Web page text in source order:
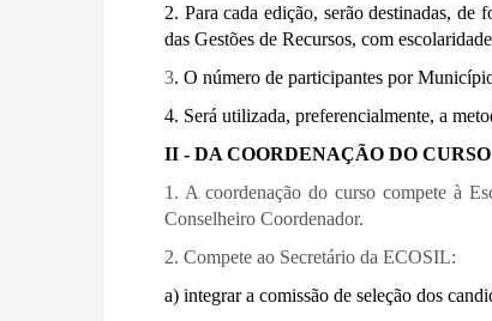
2. Para cada edição, serão destinadas, de
das Gestões de Recursos, com
3. O número de participantes por
4. Será utilizada, preferencialmente, a
II - DA COORDENAÇÃO DO CURSO
1. A coordenação do curso compete à
Conselheiro Coordenador.
2. Compete ao Secretário da ECOSIL:
a) integrar a comissão de seleção dos